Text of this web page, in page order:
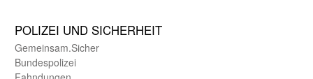
POLIZEI UND SICHER­HEIT
Gemein­sam.Sicher
Bundes­polizei